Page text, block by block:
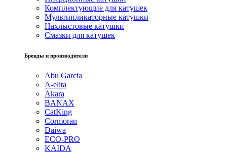
Комплектующие для катушек
Мультипликаторные катушки
Нахлыстовые катушки
Смазки для катушек
Бренды и производители
Abu Garcia
A-elita
Akara
BANAX
CatKing
Cormoran
Daiwa
ECO-PRO
KAIDA